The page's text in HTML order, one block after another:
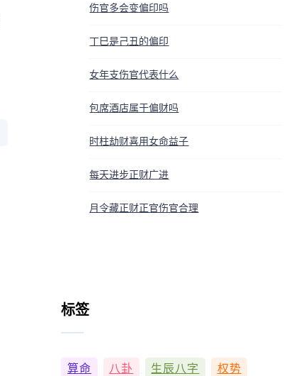
伤官多会变偏印吗
丁巳是己丑的偏印
女年支伤官代表什么
包席酒店属于偏财吗
时柱劫财喜用女命益子
每天进步正财广进
月令藏正财正官伤官合理
标签
算命 八卦 生辰八字 权势